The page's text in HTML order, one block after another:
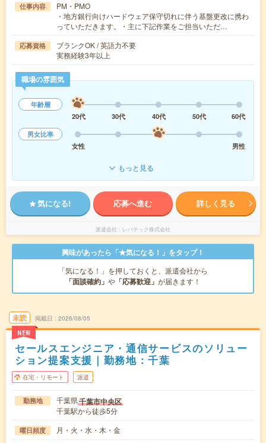
仕事内容
PM・PMO
・地方銀行向けハードウェア保守切れに伴う基盤更改に携わ
っていただきます。・主に下記作業をご担当いただ…
応募資格
ブランクOK / 英語力不要
実務経験3年以上
職場の雰囲気
年齢層
20代
30代 40代 50代
60代
男女比率
女性
男性
もっと見る
気になる! 応募へ進む 詳しく見る
派遣会社 レバテック株式会社
興味があったら「★気になる！」をタップ！
「気になる！」を押しておくと、派遣会社から
「面談確約」 や 「応募歓迎」 が届きます！
未読
NEW
掲載日 2026/08/05
セールスエンジニア・通信サービスのソリュー
ション提案支援｜勤務地：千葉
在宅・リモート 派遣
勤務地 千葉県千葉市中央区
千葉駅から徒歩5分
曜日頻度 月・火・水・木・金